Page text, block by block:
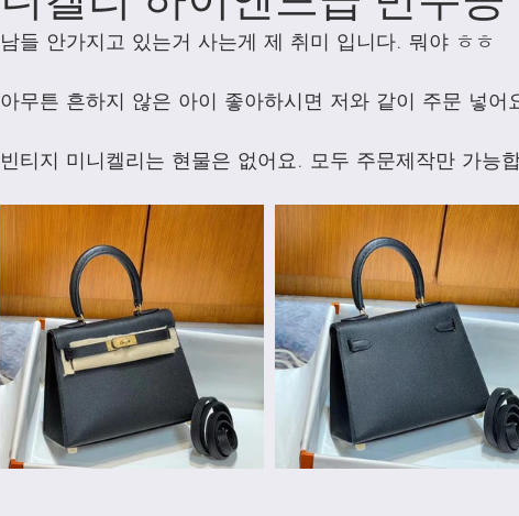
남들 안가지고 있는거 사는게 제 취미 입니다. 뭐야 ㅎㅎ
아무튼 흔하지 않은 아이 좋아하시면 저와 같이 주문 넣어
빈티지 미니켈리는 현물은 없어요. 모두 주문제작만 가능